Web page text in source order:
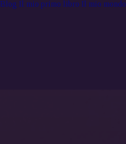
Blog Il mio primo libro Il mio mondo